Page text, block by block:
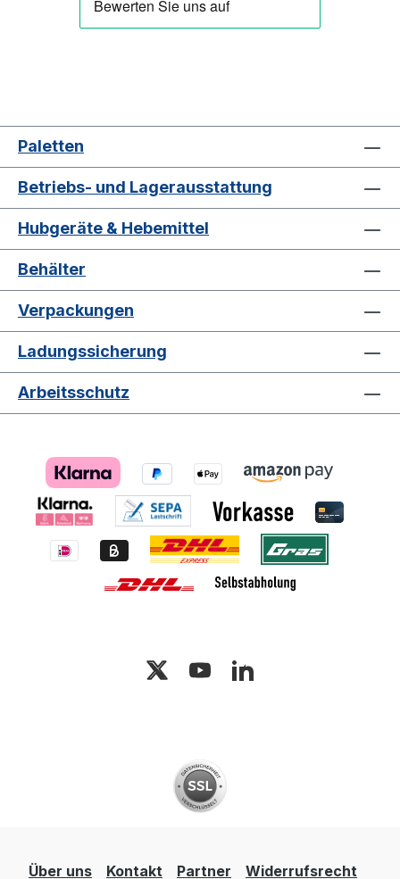
Paletten
Betriebs- und Lagerausstattung
Hubgeräte & Hebemittel
Behälter
Verpackungen
Ladungssicherung
Arbeitsschutz
Über uns Kontakt Partner Widerrufsrecht